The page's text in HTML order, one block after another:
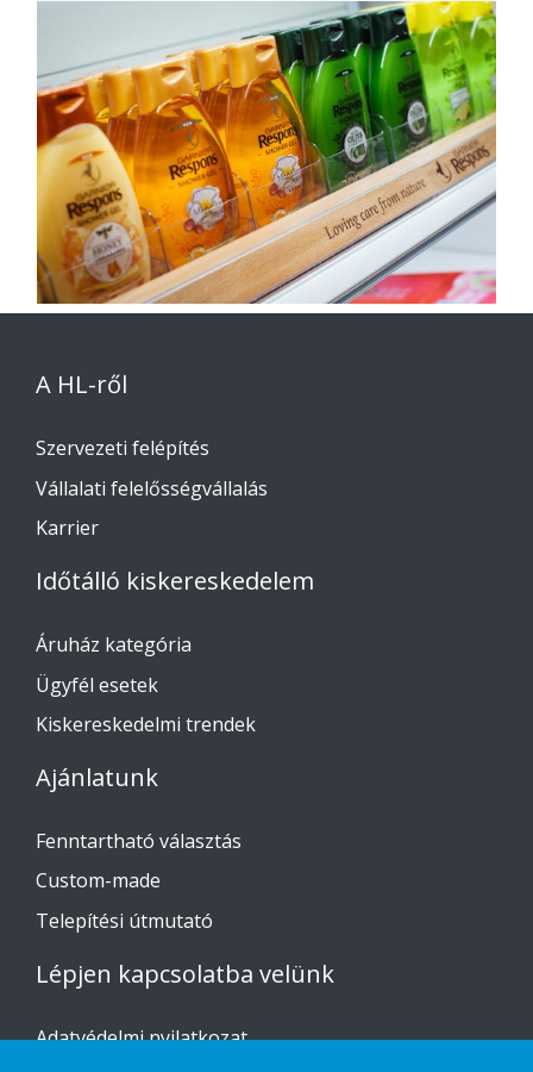
A HL-ről
Szervezeti felépítés
Vállalati felelősségvállalás
Karrier
Időtálló kiskereskedelem
Áruház kategória
Ügyfél esetek
Kiskereskedelmi trendek
Ajánlatunk
Fenntartható választás
Custom-made
Telepítési útmutató
Lépjen kapcsolatba velünk
Adatvédelmi nyilatkozat